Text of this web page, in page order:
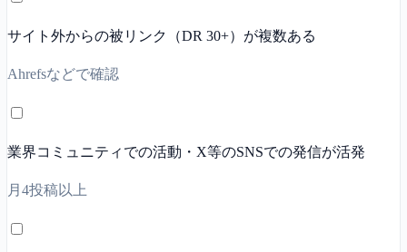
サイト外からの被リンク（DR 30+）が複数ある
Ahrefsなどで確認
業界コミュニティでの活動・X等のSNSでの発信が活発
月4投稿以上